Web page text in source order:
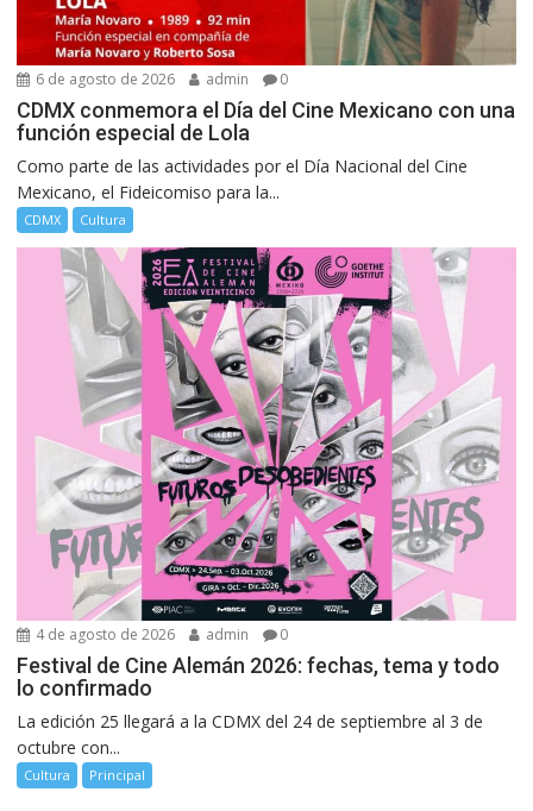
6 de agosto de 2026 admin 0
CDMX conmemora el Día del Cine Mexicano con una
función especial de Lola
Como parte de las actividades por el Día Nacional del Cine
Mexicano, el Fideicomiso para la...
CDMX Cultura
4 de agosto de 2026 admin 0
Festival de Cine Alemán 2026: fechas, tema y todo
lo confirmado
La edición 25 llegará a la CDMX del 24 de septiembre al 3 de
octubre con...
Cultura Principal